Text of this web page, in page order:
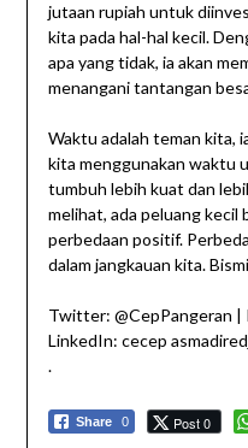
jutaan rupiah untuk
kita pada hal-hal kecil.
apa yang tidak, ia akan
menangani tantangan
Waktu adalah teman kita,
kita menggunakan waktu
tumbuh lebih kuat dan
melihat, ada peluang kecil
perbedaan positif.
dalam jangkauan kita.
Twitter: @CepPangeran
LinkedIn: cecep
.
Share 0 Post 0